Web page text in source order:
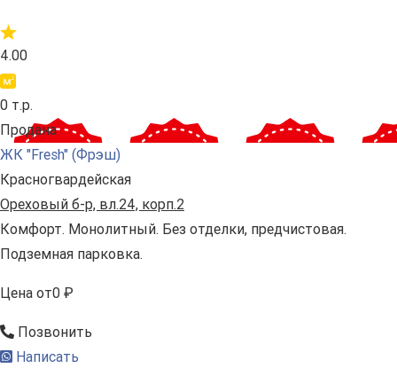
4.00
0 т.р.
Продана
ЖК "Fresh" (Фрэш)
Красногвардейская
Ореховый б-р, вл.24, корп.2
Комфорт. Монолитный. Без отделки, предчистовая.
Подземная парковка.
Цена от0 ₽
Позвонить
Написать